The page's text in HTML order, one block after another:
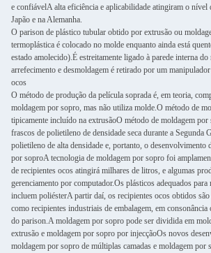
e confiávelA alta eficiência e aplicabilidade atingiram o nível
Japão e na Alemanha.
O parison de plástico tubular obtido por extrusão ou
termoplástica é colocado no molde enquanto ainda está
estado amolecido).É estreitamente ligado à parede interna do
arrefecimento e desmoldagem é retirado por um
ocos
O método de produção da película soprada é, em teoria,
moldagem por sopro, mas não utiliza molde.O método de
tipicamente incluído na extrusãoO método de moldagem
frascos de polietileno de densidade seca durante a Segunda
polietileno de alta densidade e, portanto, o desenvolvimento
por soproA tecnologia de moldagem por sopro foi
de recipientes ocos atingirá milhares de litros, e algumas
gerenciamento por computador.Os plásticos adequados
incluem poliésterA partir daí, os recipientes ocos obtidos
como recipientes industriais de embalagem, em consonância
do parison.A moldagem por sopro pode ser dividida em
extrusão e moldagem por sopro por injecçãoOs novos
moldagem por sopro de múltiplas camadas e moldagem por